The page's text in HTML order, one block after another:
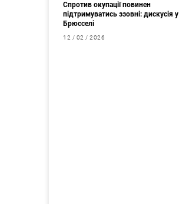
Спротив окупації повинен
підтримуватись ззовні: дискусія у
Брюсселі
12 / 02 / 2026